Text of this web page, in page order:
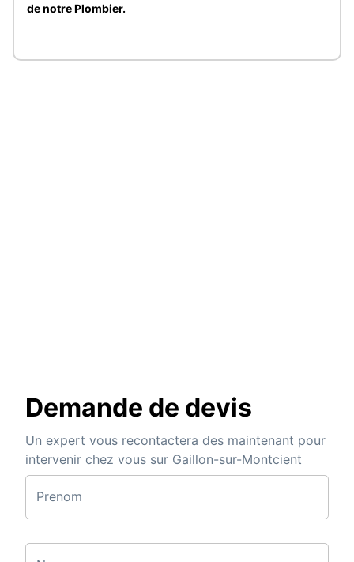
de notre Plombier.
Demande de devis
Un expert vous recontactera des maintenant pour
intervenir chez vous sur Gaillon-sur-Montcient
Prenom